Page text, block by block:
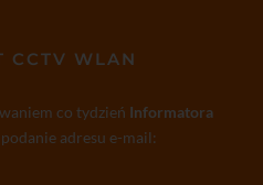
CCTV WLAN
co tydzień Informatora
adresu e-mail: